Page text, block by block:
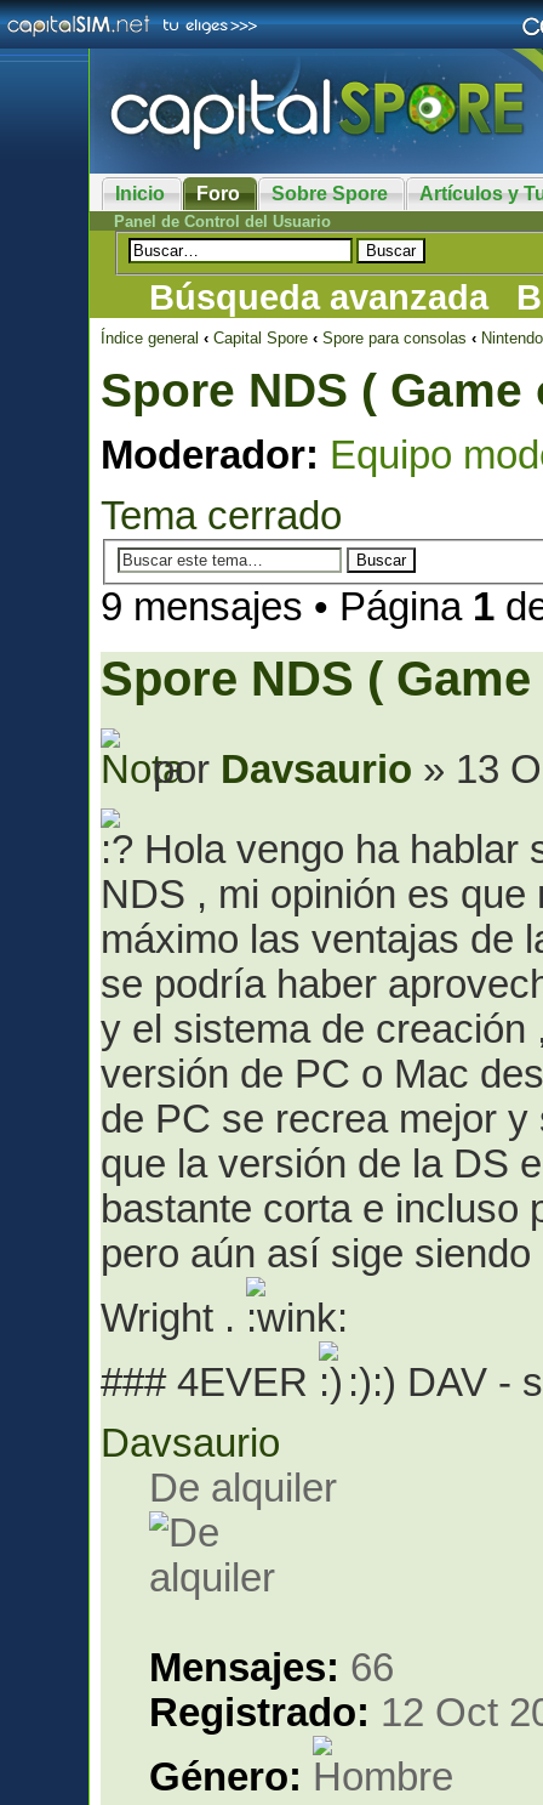
Inicio Foro Sobre Spore Artículos y
Panel de Control del Usuario
Búsqueda avanzada
Índice general ‹ Capital Spore ‹ Spore para consolas ‹
Spore NDS ( Game
Moderador: Equipo
Tema cerrado
9 mensajes • Página 1
Spore NDS (
por Davsaurio » 13
Hola vengo ha hablar
NDS , mi opinión es
máximo las ventajas de
se podría haber
y el sistema de
versión de PC o Mac
de PC se recrea mejor
que la versión de la DS
bastante corta e incluso
pero aún así sige
Wright .
### 4EVER
:):) DAV -
Davsaurio
De alquiler
Mensajes: 66
Registrado: 12 Oct
Género: